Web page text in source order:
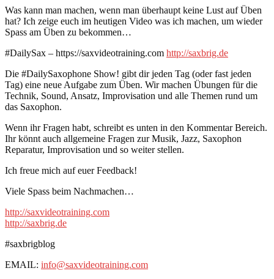
Was kann man machen, wenn man überhaupt keine Lust auf Üben
hat? Ich zeige euch im heutigen Video was ich machen, um wieder
Spass am Üben zu bekommen…
#DailySax – https://saxvideotraining.com http://saxbrig.de
Die #DailySaxophone Show! gibt dir jeden Tag (oder fast jeden
Tag) eine neue Aufgabe zum Üben. Wir machen Übungen für die
Technik, Sound, Ansatz, Improvisation und alle Themen rund um
das Saxophon.
Wenn ihr Fragen habt, schreibt es unten in den Kommentar Bereich.
Ihr könnt auch allgemeine Fragen zur Musik, Jazz, Saxophon
Reparatur, Improvisation und so weiter stellen.
Ich freue mich auf euer Feedback!
Viele Spass beim Nachmachen…
http://saxvideotraining.com
http://saxbrig.de
#saxbrigblog
EMAIL: info@saxvideotraining.com